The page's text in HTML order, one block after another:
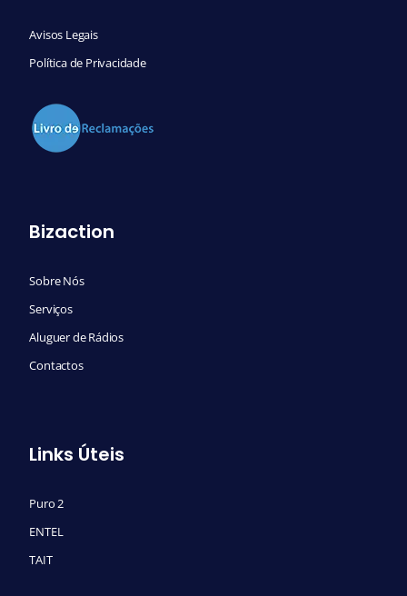
Avisos Legais
Política de Privacidade
Bizaction
Sobre Nós
Serviços
Aluguer de Rádios
Contactos
Links Úteis
Puro 2
ENTEL
TAIT